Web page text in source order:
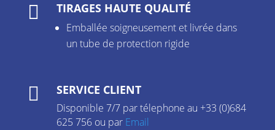
 TIRAGES HAUTE QUALITÉ
Emballée soigneusement et livrée dans
un tube de protection rigide
 SERVICE CLIENT
Disponible 7/7 par télephone au +33 (0)684
625 756 ou par Email